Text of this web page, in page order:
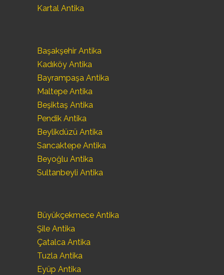
Kartal Antika
Başakşehir Antika
Kadıköy Antika
Bayrampaşa Antika
Maltepe Antika
Beşiktaş Antika
Pendik Antika
Beylikdüzü Antika
Sancaktepe Antika
Beyoğlu Antika
Sultanbeyli Antika
Büyükçekmece Antika
Şile Antika
Çatalca Antika
Tuzla Antika
Eyüp Antika